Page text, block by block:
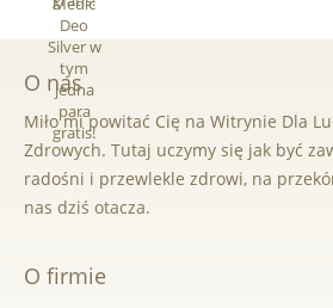
O nas
Miło mi powitać Cię na Witrynie Dla
Zdrowych. Tutaj uczymy się jak być
radośni i przewlekle zdrowi, na
nas dziś otacza.
O firmie